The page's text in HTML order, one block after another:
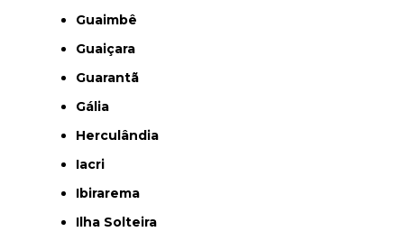
Guaimbê
Guaiçara
Guarantã
Gália
Herculândia
Iacri
Ibirarema
Ilha Solteira